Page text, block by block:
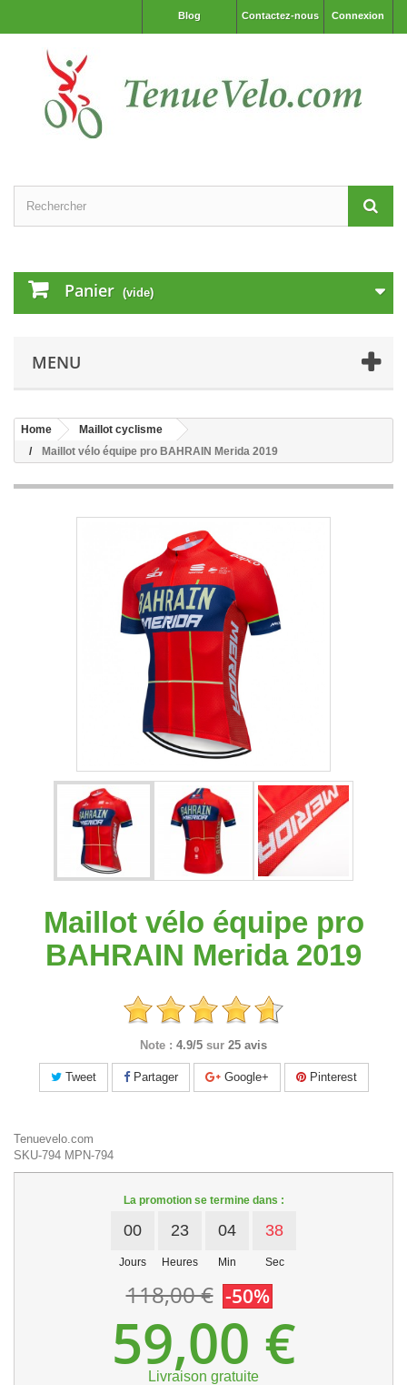
Connexion
Contactez-nous
Blog
Panier (vide)
MENU
Home
Maillot cyclisme
Maillot vélo équipe pro BAHRAIN Merida 2019
Maillot vélo équipe pro
BAHRAIN Merida 2019
Note : 4.9/5 sur 25 avis
Tweet Partager Google+ Pinterest
Tenuevelo.com
SKU-794 MPN-794
La promotion se termine dans :
00
Jours
23
Heures
04
Min
38
Sec
118,00 € -50%
59,00 €
Livraison gratuite